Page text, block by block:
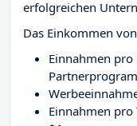
erfolgreichen
Das Einkommen
Einnahmen
Einnahmen